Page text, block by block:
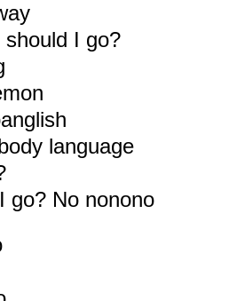
I go?
language
go? No nonono